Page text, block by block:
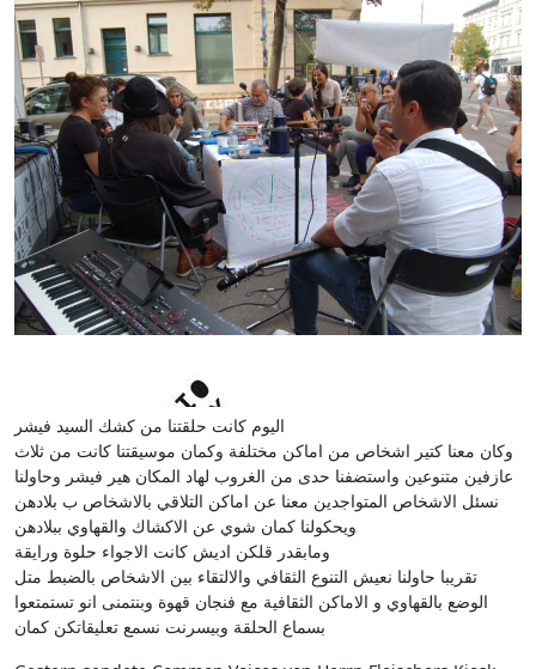
اليوم كانت حلقتنا من كشك السيد فيشر
وكان معنا كتير اشخاص من اماكن مختلفة وكمان موسيقتنا كانت من ثلاث
عازفين متنوعين واستضفنا حدى من الغروب لهاد المكان هير فيشر وحاولنا
نسئل الاشخاص المتواجدين معنا عن اماكن التلاقي بالاشخاص ب بلادهن
ويحكولنا كمان شوي عن الاكشاك والقهاوي ببلادهن
ومابقدر قلكن اديش كانت الاجواء حلوة ورايقة
تقريبا حاولنا نعيش التنوع الثقافي والالتقاء بين الاشخاص بالضبط متل
الوضع بالقهاوي و الاماكن الثقافية مع فنجان قهوة وبنتمنى انو تستمتعوا
بسماع الحلقة وبيسرنت نسمع تعليقاتكن كمان